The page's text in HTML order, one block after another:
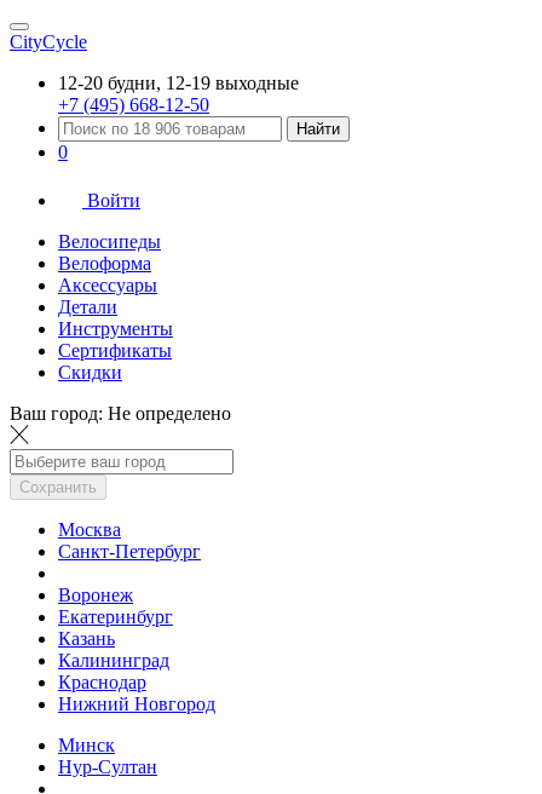
CityCycle
12-20 будни, 12-19 выходные
+7 (495) 668-12-50
Найти
0
Войти
Велосипеды
Велоформа
Аксессуары
Детали
Инструменты
Сертификаты
Скидки
Ваш город: Не определено
Сохранить
Москва
Санкт-Петербург
Воронеж
Екатеринбург
Казань
Калининград
Краснодар
Нижний Новгород
Минск
Нур-Султан